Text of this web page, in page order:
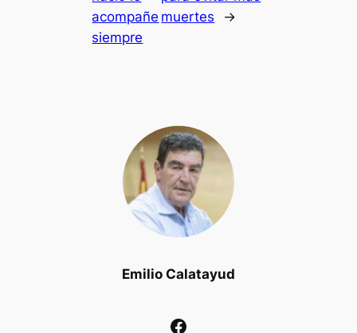
Emilio Calatayud
Facebook
acompañe
siempre
muertes
→